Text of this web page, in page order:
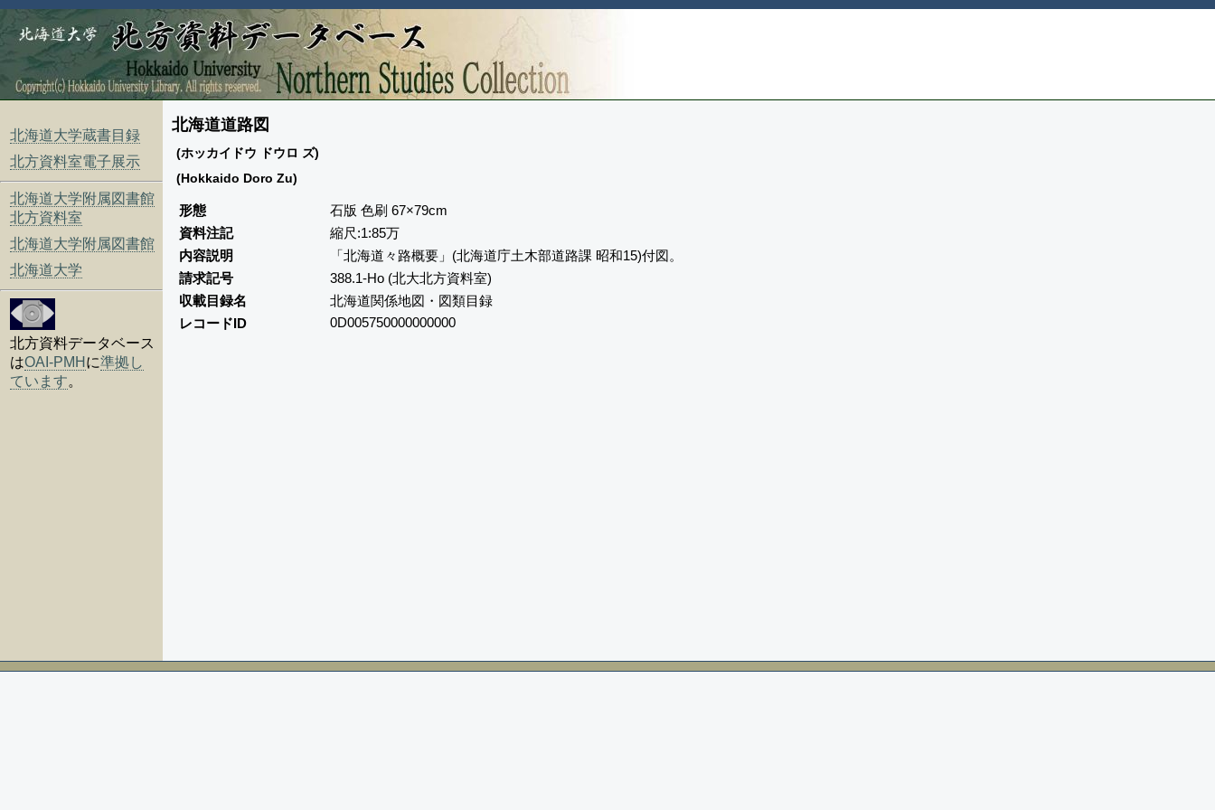
北海道大学蔵書目録
北方資料室電子展示
北海道大学附属図書館
北方資料室
北海道大学附属図書館
北海道大学
北方資料データベース
はOAI-PMH に準拠し
ています。
北海道道路図
(ホッカイドウ ドウロ ズ)
(Hokkaido Doro Zu)
形態
石版 色刷 67×79cm
資料注記
縮尺:1:85万
内容説明
「北海道々路概要」(北海道庁土木部道路課 昭和15)付図。
請求記号
388.1-Ho (北大北方資料室)
収載目録名
北海道関係地図・図類目録
レコードID
0D005750000000000